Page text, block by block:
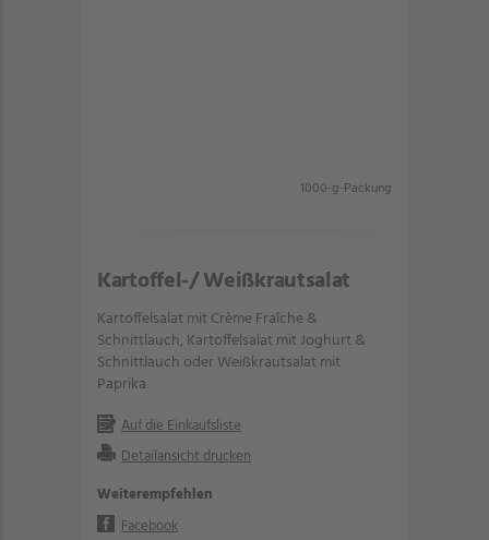
1000-g-Packung
Kartoffel-/ Weißkrautsalat
Kartoffelsalat mit Crème Fraîche &
Schnittlauch, Kartoffelsalat mit Joghurt &
Schnittlauch oder Weißkrautsalat mit
Paprika
Auf die Einkaufsliste
Detailansicht drucken
Weiterempfehlen
Facebook